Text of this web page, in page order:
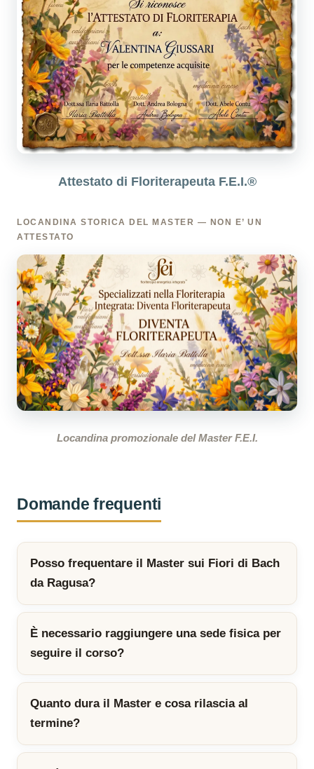
Attestato di Floriterapeuta F.E.I.®
LOCANDINA STORICA DEL MASTER — NON E’ UN
ATTESTATO
Locandina promozionale del Master F.E.I.
Domande frequenti
Posso frequentare il Master sui Fiori di Bach
da Ragusa?
È necessario raggiungere una sede fisica per
seguire il corso?
Quanto dura il Master e cosa rilascia al
termine?